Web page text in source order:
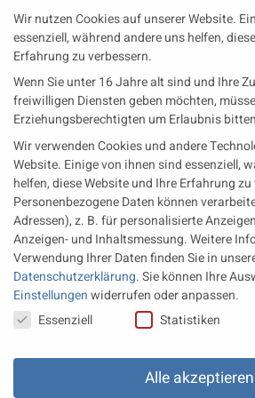
Zulieferer
Öl-E-Fuels-Schmierstoffe
Neueste Beiträge
Wärme aus der Tiefe MTU heizt künftig mit
MAN Engines bringt D3872 für die
Marinebereich
Eine neue Generation von Perkins
operativen Testbetrieb
Rechtliches
Impressum
Datenschutz
Datenschutz Einstellungen
Wir nutzen Cookies auf unserer Website.
essenziell, während andere uns helfen,
Erfahrung zu verbessern.
Wenn Sie unter 16 Jahre alt sind und Ihre
freiwilligen Diensten geben möchten,
Erziehungsberechtigten um Erlaubnis
Wir verwenden Cookies und andere
Website. Einige von ihnen sind essenziell,
helfen, diese Website und Ihre Erfahrung
Personenbezogene Daten können
Adressen), z. B. für personalisierte
Anzeigen- und Inhaltsmessung.Weitere
Verwendung Ihrer Daten finden Sie in
Datenschutzerklärung.Sie können Ihre
Einstellungenwiderrufen oder anpassen.
Datenschutzeinstellungen
Essenziell Statistiken
Alle akzeptieren